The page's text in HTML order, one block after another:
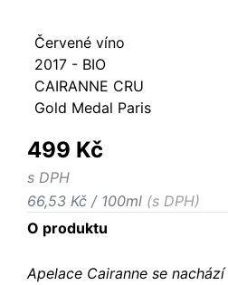
Červené víno
2017 - BIO
CAIRANNE CRU
Gold Medal Paris
499 Kč
s DPH
66,53 Kč / 100ml (s DPH)
O produktu
Apelace Cairanne se